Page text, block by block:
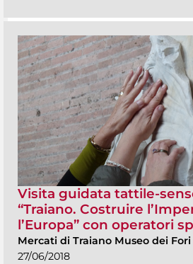
Visita guidata tattile-
“Traiano. Costruire
l’Europa” con operatori
Mercati di Traiano Museo dei
27/06/2018